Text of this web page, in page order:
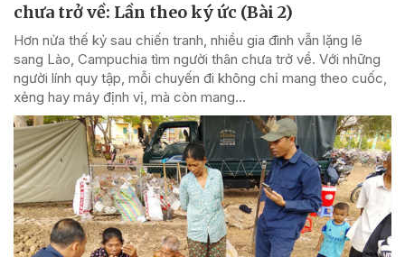
chưa trở về: Lần theo ký ức (Bài 2)
Hơn nửa thế kỷ sau chiến tranh, nhiều gia đình vẫn lặng lẽ
sang Lào, Campuchia tìm người thân chưa trở về. Với những
người lính quy tập, mỗi chuyến đi không chỉ mang theo cuốc,
xẻng hay máy định vị, mà còn mang...